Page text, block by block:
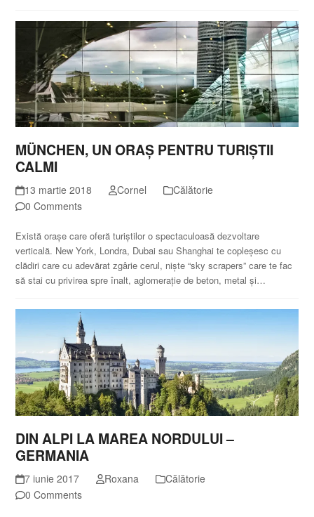
MÜNCHEN, UN ORAȘ PENTRU TURIȘTII
CALMI
13 martie 2018 Cornel
Călătorie
0 Comments
Există orașe care oferă turiștilor o spectaculoasă dezvoltare
verticală. New York, Londra, Dubai sau Shanghai te copleșesc cu
clădiri care cu adevărat zgârie cerul, niște “sky scrapers” care te fac
să stai cu privirea spre înalt, aglomerație de beton, metal și…
DIN ALPI LA MAREA NORDULUI –
GERMANIA
7 iunie 2017 Roxana
Călătorie
0 Comments